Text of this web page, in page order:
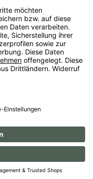
zzgl.
Schnorr - with
Datenschutz